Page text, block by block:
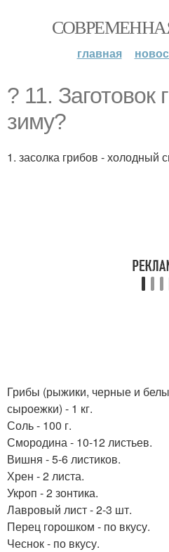
главная
? 11. Заготовок
зиму?
1. засолка грибов - холодный
Грибы (рыжики, черные и
сыроежки) - 1 кг.
Соль - 100 г.
Смородина - 10-12 листьев.
Вишня - 5-6 листиков.
Хрен - 2 листа.
Укроп - 2 зонтика.
Лавровый лист - 2-3 шт.
Перец горошком - по вкусу.
Чеснок - по вкусу.